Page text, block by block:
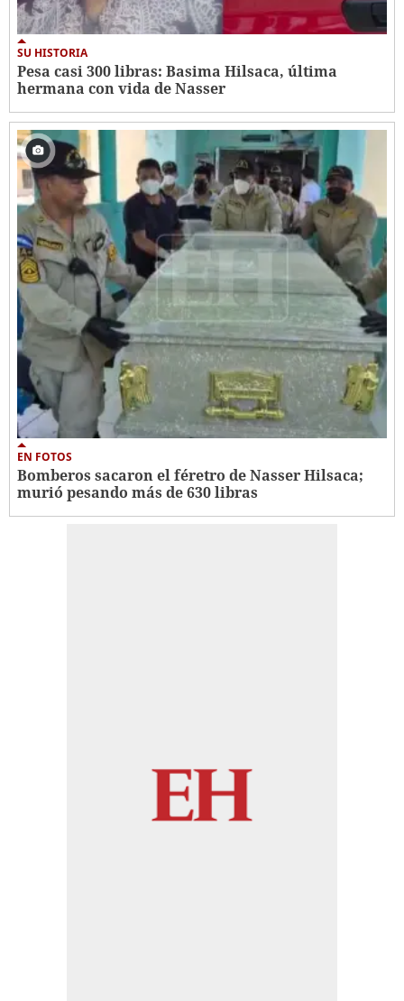
SU HISTORIA
Pesa casi 300 libras: Basima Hilsaca, última
hermana con vida de Nasser
EN FOTOS
Bomberos sacaron el féretro de Nasser Hilsaca;
murió pesando más de 630 libras